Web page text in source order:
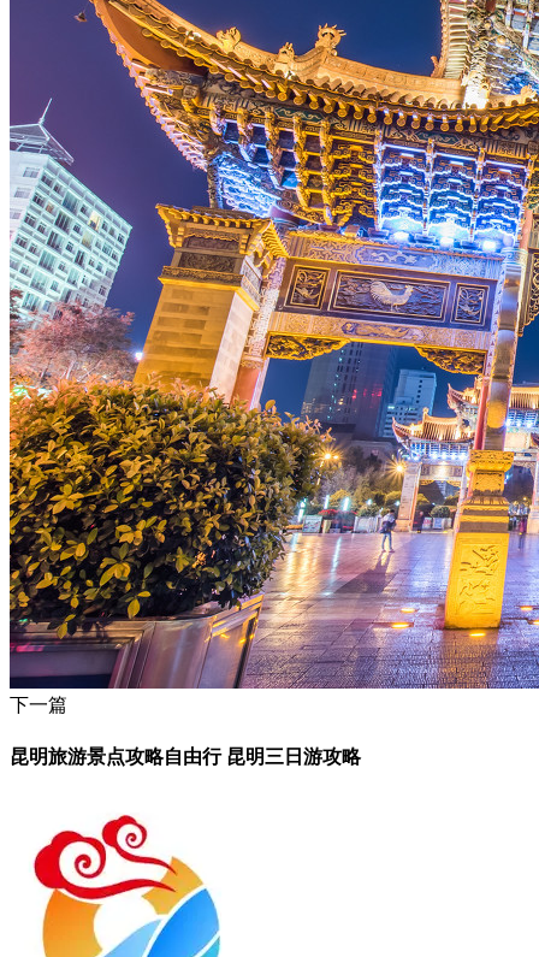
下一篇
昆明旅游景点攻略自由行 昆明三日游攻略